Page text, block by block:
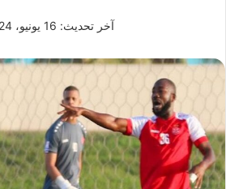
آخر تحديث: 16 يونيو، 2024